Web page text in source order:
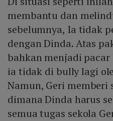
membantu dan
sebelumnya, Ia tidak
dengan Dinda. Atas
bahkan menjadi
ia tidak di bully lagi
Namun, Geri memberi
dimana Dinda harus
semua tugas sekola